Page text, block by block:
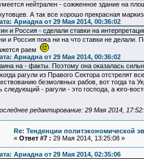
нейтрален - сожженное здание на
А так все хорошо прекрасная
Ариадна от 29 Мая 2014, 00:36:02
и Россия - сделали ставки на
и Россия пока ни на что ставки не делали.
раем
Ариадна от 29 Мая 2014, 00:36:02
на - факты. Поэтому она оказалась
рагули из Правого Сектора отстрелят
безмолвных рабов, вот тогда та
следующий - рагули - это господа, а юго-
редактирование: 29 Мая 2014,
Re: Тенденции политэкономической
« Ответ #7 : 29 Мая 2014, 13:25:08 »
Ариадна от 29 Мая 2014, 02:35:06